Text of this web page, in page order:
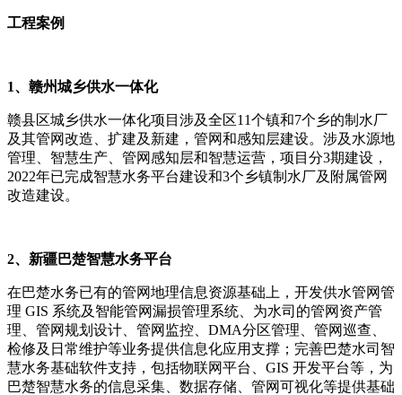
工程案例
1、赣州城乡供水一体化
赣县区城乡供水一体化项目涉及全区11个镇和7个乡的制水厂
及其管网改造、扩建及新建，管网和感知层建设。涉及水源地
管理、智慧生产、管网感知层和智慧运营，项目分3期建设，
2022年已完成智慧水务平台建设和3个乡镇制水厂及附属管网
改造建设。
2、新疆巴楚智慧水务平台
在巴楚水务已有的管网地理信息资源基础上，开发供水管网管
理 GIS 系统及智能管网漏损管理系统、为水司的管网资产管
理、管网规划设计、管网监控、DMA分区管理、管网巡查、
检修及日常维护等业务提供信息化应用支撑；完善巴楚水司智
慧水务基础软件支持，包括物联网平台、GIS 开发平台等，为
巴楚智慧水务的信息采集、数据存储、管网可视化等提供基础